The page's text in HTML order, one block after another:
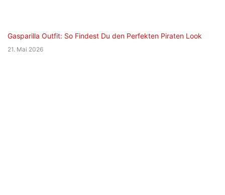
Gasparilla Outfit: So Findest Du den Perfekten Piraten Look
21. Mai 2026